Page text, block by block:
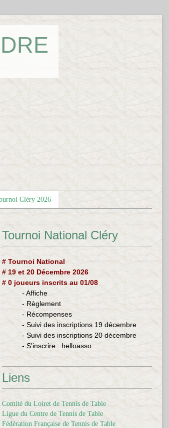
Cléry 2026
Tournoi National Cléry
# Tournoi National
# 19 et 20 Décembre 2026
# 0 joueurs inscrits au 01/08
- Affiche
- Règlement
- Récompenses
- Suivi des inscriptions 19 décembre
- Suivi des inscriptions 20 décembre
- S'inscrire : helloasso
Liens
Comité du Loiret de Tennis de Table
Ligue du Centre de Tennis de Table
Fédération Française de Tennis de Table